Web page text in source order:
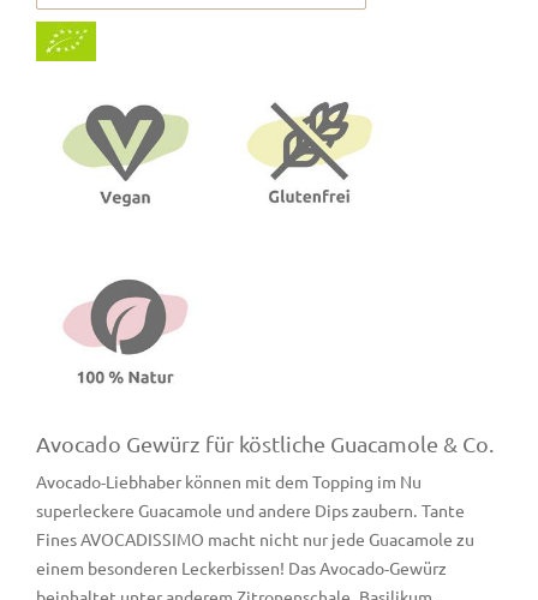
Avocado Gewürz für köstliche Guacamole & Co.
Avocado-Liebhaber können mit dem Topping im Nu
superleckere Guacamole und andere Dips zaubern. Tante
Fines AVOCADISSIMO macht nicht nur jede Guacamole zu
einem besonderen Leckerbissen! Das Avocado-Gewürz